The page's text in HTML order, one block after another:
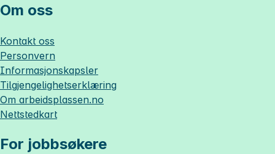
Om oss
Kontakt oss
Personvern
Informasjonskapsler
Tilgjengelighetserklæring
Om arbeidsplassen.no
Nettstedkart
For jobbsøkere